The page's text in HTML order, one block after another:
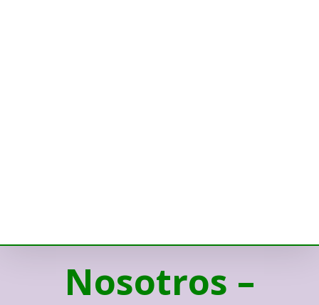
Nosotros –